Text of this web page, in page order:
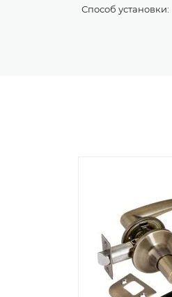
Способ установки: